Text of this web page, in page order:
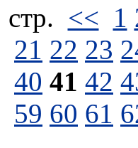
стp. << 1
21 22 23
40 41 42
59 60 61